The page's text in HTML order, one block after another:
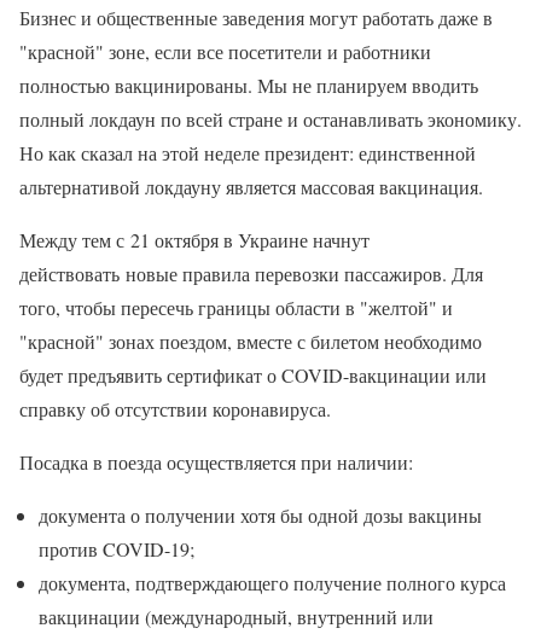
Бизнес и общественные заведения могут работать даже в
"красной" зоне, если все посетители и работники
полностью вакцинированы. Мы не планируем вводить
полный локдаун по всей стране и останавливать экономику.
Но как сказал на этой неделе президент: единственной
альтернативой локдауну является массовая вакцинация.
Между тем с 21 октября в Украине начнут
действовать новые правила перевозки пассажиров. Для
того, чтобы пересечь границы области в "желтой" и
"красной" зонах поездом, вместе с билетом необходимо
будет предъявить сертификат о COVID-вакцинации или
справку об отсутствии коронавируса.
Посадка в поезда осуществляется при наличии:
документа о получении хотя бы одной дозы вакцины
против COVID-19;
документа, подтверждающего получение полного курса
вакцинации (международный, внутренний или